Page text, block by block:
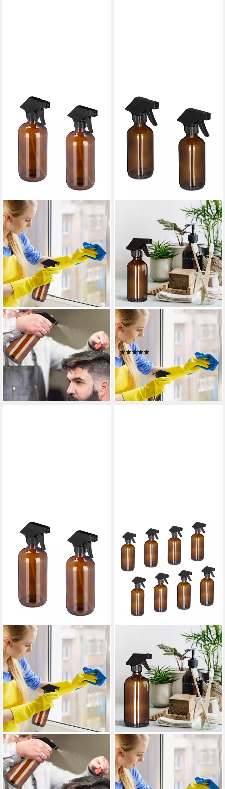
RELAXDAYS
Sprühflasche 4 x
Sprühflasche Glas Braun,
(2er-Set, 2-tlg., 2er Set)
18,99 € UVP 39,99 €
-53%
lieferbar - in 2-3 Werktagen bei dir
RELAXDAYS
Sprühflasche Glas 230ml 2er
Set, (2er-Set, 2-tlg., 2er Set)
10,99 € UVP 29,99 €
-63%
lieferbar - in 2-3 Werktagen bei dir
RELAXDAYS
Sprühflasche 8 x
Sprühflasche Glas Braun,
(2er-Set, 2-tlg., 2er Set)
RELAXDAYS
Sprühflasche Glas 500ml 8er
Set, (8er Set, 8-tlg., 8er Set)
21,99 €